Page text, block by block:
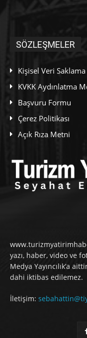
SÖZLEŞMELER
Kişisel Veri Saklama
KVKK Aydınlatma
Başvuru Formu
Çerez Politikası
Açık Rıza Metni
yazı, haber, video ve
Medya Yayıncılık’a
dahi iktibas edilemez.
İletişim: